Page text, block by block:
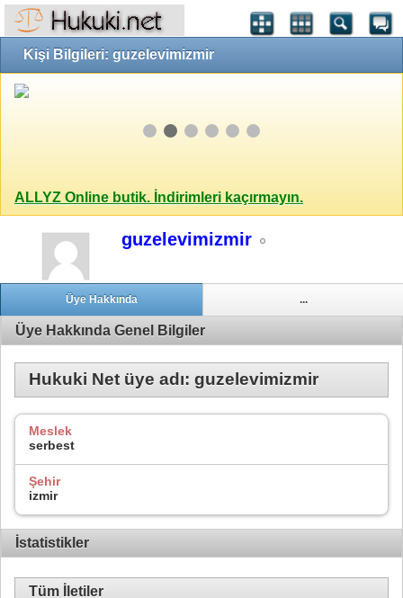
Kişi Bilgileri: guzelevimizmir
ALLYZ Online butik. İndirimleri kaçırmayın.
guzelevimizmir
Üye Hakkında ...
Üye Hakkında Genel Bilgiler
Hukuki Net üye adı: guzelevimizmir
Meslek
serbest
Şehir
izmir
İstatistikler
Tüm İletiler